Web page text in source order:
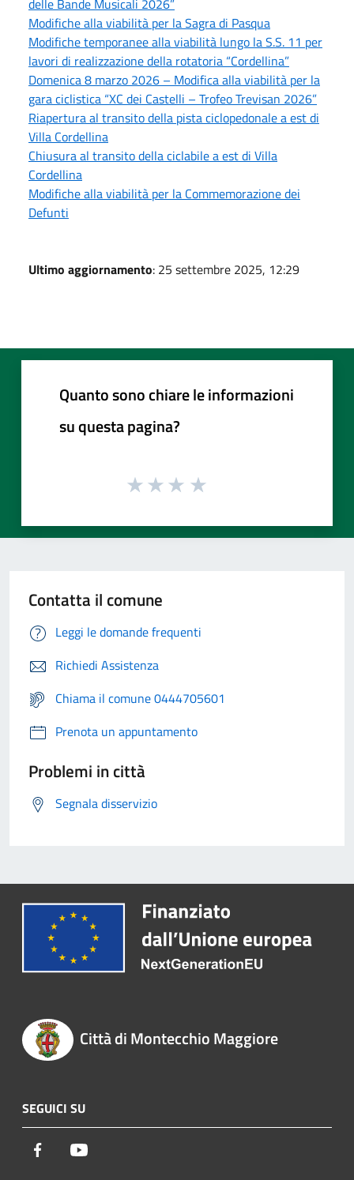
Modifiche alla viabilità per la Sagra di Pasqua
Modifiche temporanee alla viabilità lungo la S.S. 11 per
lavori di realizzazione della rotatoria “Cordellina”
Domenica 8 marzo 2026 – Modifica alla viabilità per la
gara ciclistica “XC dei Castelli – Trofeo Trevisan 2026”
Riapertura al transito della pista ciclopedonale a est di
Villa Cordellina
Chiusura al transito della ciclabile a est di Villa
Cordellina
Modifiche alla viabilità per la Commemorazione dei
Defunti
Ultimo aggiornamento: 25 settembre 2025, 12:29
Quanto sono chiare le informazioni
su questa pagina?
Contatta il comune
Leggi le domande frequenti
Richiedi Assistenza
Chiama il comune 0444705601
Prenota un appuntamento
Problemi in città
Segnala disservizio
Città di Montecchio Maggiore
SEGUICI SU
Facebook